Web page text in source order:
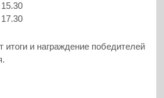
и награждение победителей